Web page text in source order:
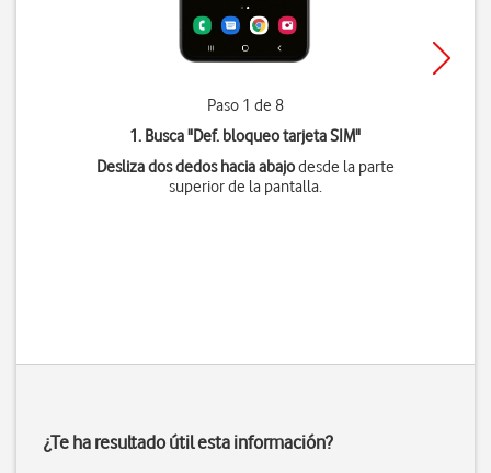
Paso 1 de 8
1. Busca "Def. bloqueo tarjeta SIM"
Desliza dos dedos hacia abajodesde la parte
superior de la pantalla.
¿Te ha resultado útil esta información?